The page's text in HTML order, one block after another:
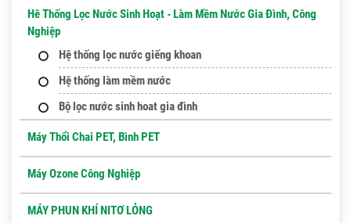
Hê Thống Lọc Nước Sinh Hoạt - Làm Mềm Nước Gia Đình, Công
Nghiệp
Hệ thống lọc nước giếng khoan
Hệ thống làm mềm nước
Bộ lọc nước sinh hoat gia đình
Máy Thổi Chai PET, Bình PET
Máy Ozone Công Nghiệp
MÁY PHUN KHÍ NITƠ LỎNG